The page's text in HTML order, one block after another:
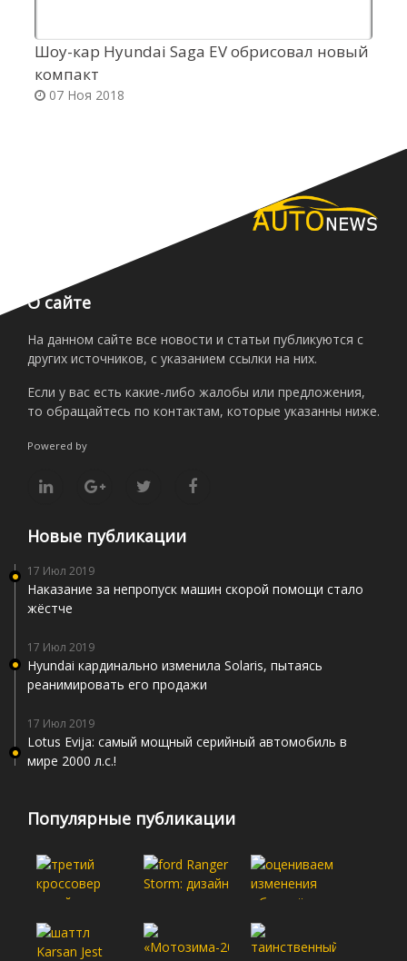
Шоу-кар Hyundai Saga EV обрисовал новый
компакт
07 Ноя 2018
О сайте
На данном сайте все новости и статьи публикуются с
других источников, с указанием ссылки на них.
Если у вас есть какие-либо жалобы или предложения,
то обращайтесь по контактам, которые указанны ниже.
Powered by
Новые публикации
17 Июл 2019
Наказание за непропуск машин скорой помощи стало
жёстче
17 Июл 2019
Hyundai кардинально изменила Solaris, пытаясь
реанимировать его продажи
17 Июл 2019
Lotus Evija: самый мощный серийный автомобиль в
мире 2000 л.с.!
Популярные публикации